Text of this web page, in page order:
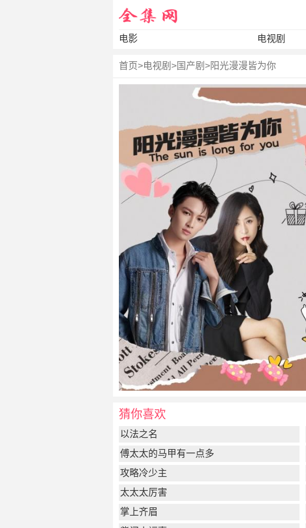
电影 电视剧
首页>电视剧 >国产剧 >阳光漫漫皆为你
猜你喜欢
以法之名
傅太太的马甲有一点多
攻略冷少主
太太太厉害
掌上齐眉